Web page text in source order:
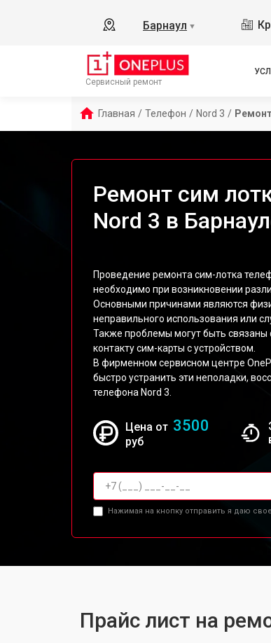
Барнаул ▼
Сервисный ремонт
Главная / Телефон / Nord 3 /
Ремонт сим
Nord 3 в
Проведение ремонта сим-лотка
необходимо при возникновении
Основными причинами являются
неправильного использования или
Также проблемы могут быть
контакту сим-карты с устройством.
В фирменном сервисном центре
быстро устранить эти неполадки,
телефона Nord 3.
Цена от 3500
руб
Нажимая на кнопку отправить я даю
Прайс лист на